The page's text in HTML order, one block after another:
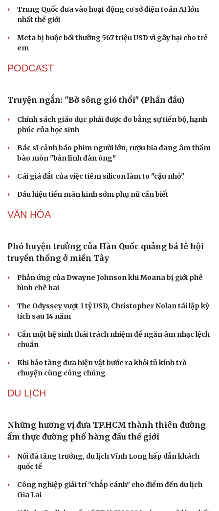
Nam khoa
Làm đẹp - giảm cân
Ăn sạch sống khỏe
Các nhà khoa học Nhật Bản phát hiện dấu hiệu
Microsoft tăng tốc đầu tư hạ tầng AI tại Ấn Độ
Trung Quốc đưa vào hoạt động cơ sở điện toán AI lớn
nhất thế giới
Meta bị buộc bồi thường 567 triệu USD vì gây hại cho trẻ
em
PODCAST
Truyện ngắn: "Bờ sông gió thổi" (Phần đầu)
Chính sách giáo dục phải được đo bằng sự tiến bộ, hạnh
phúc của học sinh
Bác sĩ cảnh báo phim người lớn, rượu bia đang âm thầm
bào mòn "bản lĩnh đàn ông"
VĂN HÓA